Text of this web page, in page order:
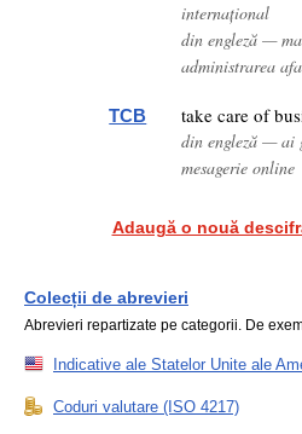
internațional
din engleză —
administrarea
TCB take care of
din engleză — ai
mesagerie online
Adaugă o nouă
Colecții de abrevieri
Abrevieri repartizate pe categorii. De
Indicative ale Statelor Unite ale
Coduri valutare (ISO 4217)